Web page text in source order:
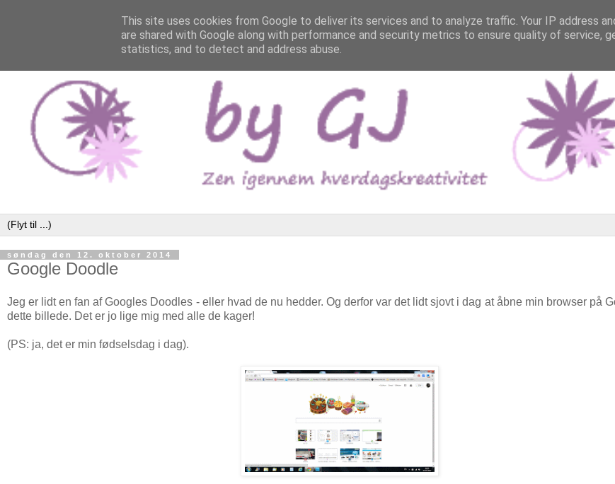
søndag den 12. oktober 2014
Google Doodle
Jeg er lidt en fan af Googles Doodles - eller hvad de nu hedder. Og derfor var det lidt sjovt i dag at åbne min browser på
dette billede. Det er jo lige mig med alle de kager!
(PS: ja, det er min fødselsdag i dag).
This site uses cookies from Google to deliver its services and to analyze traffic. Your IP address
are shared with Google along with performance and security metrics to ensure quality of service,
statistics, and to detect and address abuse.